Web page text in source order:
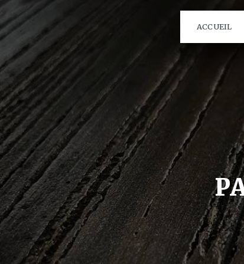
ACCUEIL
Panneau de gestion des cookies